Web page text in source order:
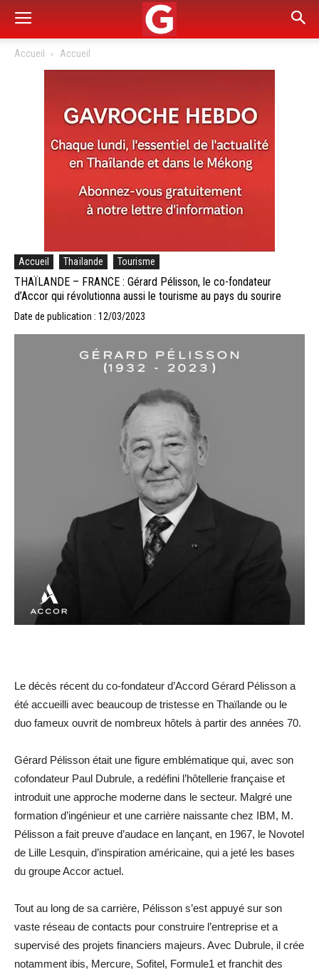
Accueil Accueil
Accueil Thaïlande Tourisme
THAÏLANDE – FRANCE : Gérard Pélisson, le co-fondateur
d’Accor qui révolutionna aussi le tourisme au pays du sourire
Date de publication : 12/03/2023
Le décès récent du co-fondateur d’Accord Gérard Pélisson a
été accueilli avec beaucoup de tristesse en Thaïlande ou le
duo fameux ouvrit de nombreux hôtels à partir des années 70.
Gérard Pélisson était une figure emblématique qui, avec son
cofondateur Paul Dubrule, a redéfini l’hôtellerie française et
introduit une approche moderne dans le secteur. Malgré une
formation d’ingénieur et une carrière naissante chez IBM, M.
Pélisson a fait preuve d’audace en lançant, en 1967, le Novotel
de Lille Lesquin, d’inspiration américaine, qui a jeté les bases
du groupe Accor actuel.
Tout au long de sa carrière, Pélisson s’est appuyé sur son
vaste réseau de contacts pour construire l’entreprise et a
supervisé des projets financiers majeurs. Avec Dubrule, il crée
notamment ibis, Mercure, Sofitel, Formule1 et franchit des